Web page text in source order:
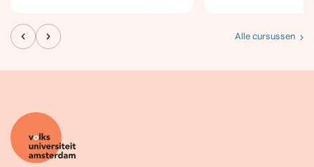
Alle cursussen